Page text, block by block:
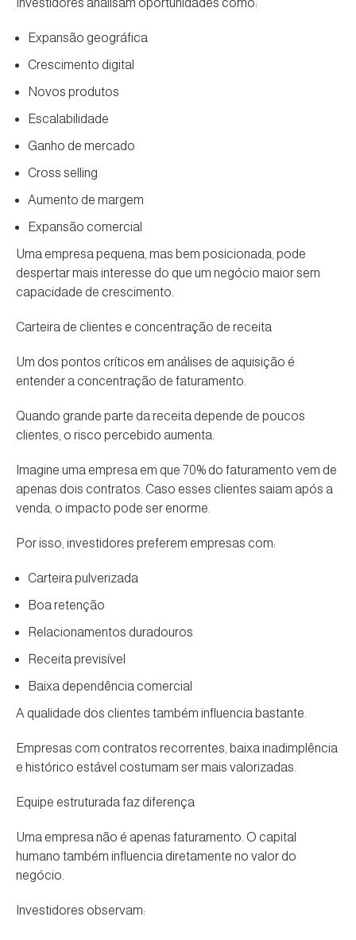
Investidores analisam oportunidades como:
Expansão geográfica
Crescimento digital
Novos produtos
Escalabilidade
Ganho de mercado
Cross selling
Aumento de margem
Expansão comercial
Uma empresa pequena, mas bem posicionada, pode
despertar mais interesse do que um negócio maior sem
capacidade de crescimento.
Carteira de clientes e concentração de receita
Um dos pontos críticos em análises de aquisição é
entender a concentração de faturamento.
Quando grande parte da receita depende de poucos
clientes, o risco percebido aumenta.
Imagine uma empresa em que 70% do faturamento vem de
apenas dois contratos. Caso esses clientes saiam após a
venda, o impacto pode ser enorme.
Por isso, investidores preferem empresas com:
Carteira pulverizada
Boa retenção
Relacionamentos duradouros
Receita previsível
Baixa dependência comercial
A qualidade dos clientes também influencia bastante.
Empresas com contratos recorrentes, baixa inadimplência
e histórico estável costumam ser mais valorizadas.
Equipe estruturada faz diferença
Uma empresa não é apenas faturamento. O capital
humano também influencia diretamente no valor do
negócio.
Investidores observam: